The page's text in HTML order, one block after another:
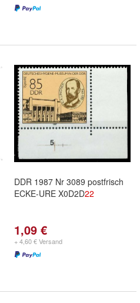
DDR 1987 Nr 3089 postfrisch
ECKE-URE X0D2D22
1,09 €
+ 4,60 € Versand